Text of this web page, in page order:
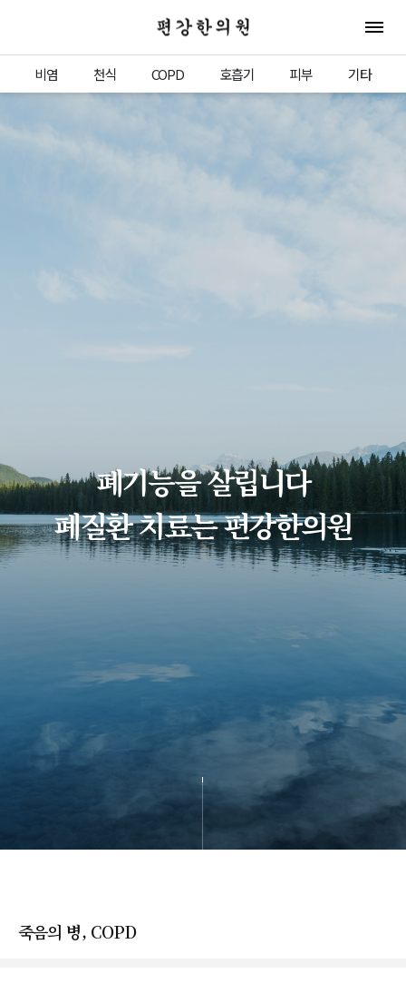
편강한의원 전체
비염 천식 COPD 호흡기 피부 기타
폐기능을 살립니다
폐질환 치료는 편강한의원
죽음의 병, COPD